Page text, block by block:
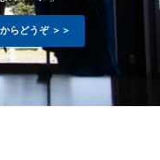
らどうぞ ＞＞